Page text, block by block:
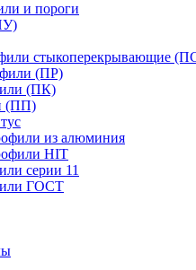
и пороги
стыкоперекрывающие
(ПР)
(ПК)
(ПП)
из алюминия
HIT
серии 11
ГОСТ